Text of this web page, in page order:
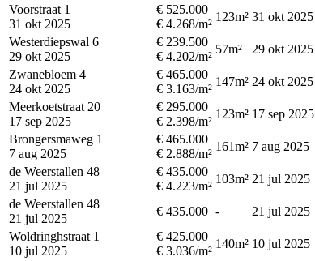
Voorstraat 1
31 okt 2025
€ 525.000
€ 4.268/m²
123m² 31 okt 2025
Westerdiepswal 6
29 okt 2025
€ 239.500
€ 4.202/m²
57m² 29 okt 2025
Zwanebloem 4
24 okt 2025
€ 465.000
€ 3.163/m²
147m² 24 okt 2025
Meerkoetstraat 20
17 sep 2025
€ 295.000
€ 2.398/m²
123m² 17 sep 2025
Brongersmaweg 1
7 aug 2025
€ 465.000
€ 2.888/m²
161m² 7 aug 2025
de Weerstallen 48
21 jul 2025
€ 435.000
€ 4.223/m²
103m² 21 jul 2025
de Weerstallen 48
21 jul 2025
€ 435.000 - 21 jul 2025
Woldringhstraat 1
10 jul 2025
€ 425.000
€ 3.036/m²
140m² 10 jul 2025